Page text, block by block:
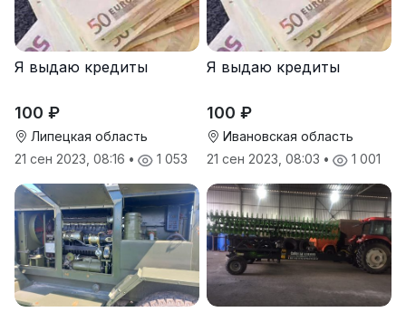
Я выдаю кредиты
100 ₽
Липецкая область
21 сен 2023, 08:16 • 1 053
Я выдаю кредиты
100 ₽
Ивановская область
21 сен 2023, 08:03 • 1 001